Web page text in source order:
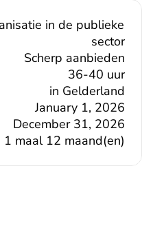
in de publieke
sector
Scherp aanbieden
36-40 uur
in Gelderland
1 maal 12 maand(en)
December 31, 2026
January 1, 2026